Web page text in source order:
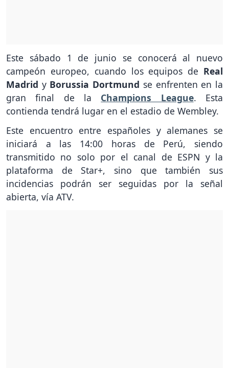
Este sábado 1 de junio se conocerá al nuevo
campeón europeo, cuando los equipos de Real
Madrid y Borussia Dortmund se enfrenten en la
gran final de la Champions League. Esta
contienda tendrá lugar en el estadio de Wembley.
Este encuentro entre españoles y alemanes se
iniciará a las 14:00 horas de Perú, siendo
transmitido no solo por el canal de ESPN y la
plataforma de Star+, sino que también sus
incidencias podrán ser seguidas por la señal
abierta, vía ATV.